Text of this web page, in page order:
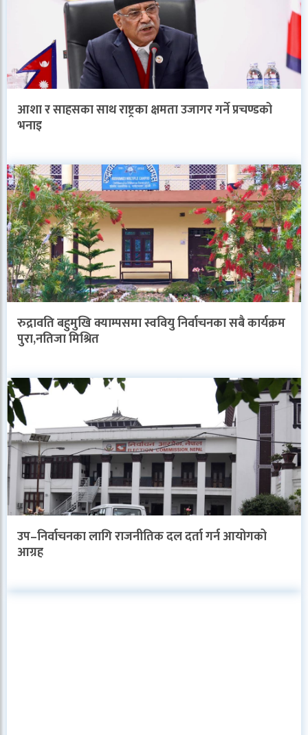
आशा र साहसका साथ राष्ट्रका क्षमता उजागर गर्ने प्रचण्डको
भनाइ
रुद्रावति बहुमुखि क्याम्पसमा स्ववियु निर्वाचनका सबै कार्यक्रम
पुरा,नतिजा मिश्रित
उप–निर्वाचनका लागि राजनीतिक दल दर्ता गर्न आयोगको
आग्रह